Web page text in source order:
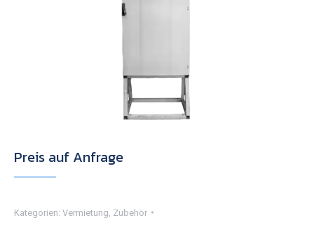
Preis auf Anfrage
Kategorien: Vermietung Zubehör